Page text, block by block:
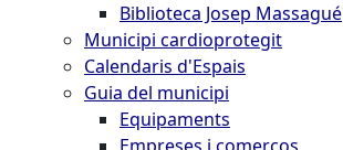
Biblioteca Josep Massagué
Municipi cardioprotegit
Calendaris d'Espais
Guia del municipi
Equipaments